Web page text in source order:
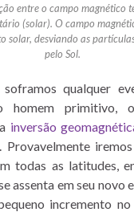
entre o campo magnético
(solar). O campo
solar, desviando as
pelo Sol.
qualquer
homem
inversão
Provavelmente
todas as latitudes,
assenta em seu novo
incremento